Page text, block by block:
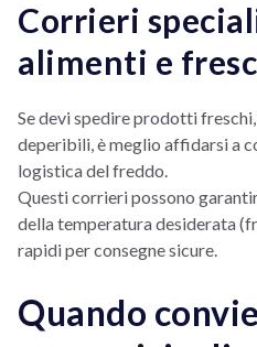
Corrieri
alimenti e
Se devi spedire prodotti
deperibili, è meglio affidarsi a
logistica del freddo.
Questi corrieri possono
della temperatura desiderata
rapidi per consegne sicure.
Quando